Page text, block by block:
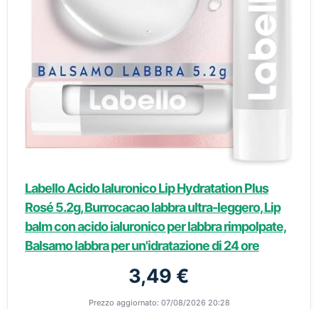
Labello Acido Ialuronico Lip Hydratation Plus
Rosé 5.2g, Burrocacao labbra ultra-leggero, Lip
balm con acido ialuronico per labbra rimpolpate,
Balsamo labbra per un'idratazione di 24 ore
3,49 €
Prezzo aggiornato: 07/08/2026 20:28